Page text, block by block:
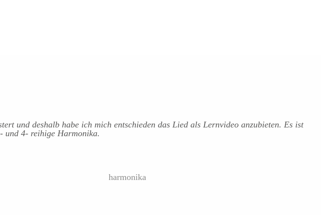
und deshalb habe ich mich entschieden das Lied als Lernvideo anzubieten. Es ist
und 4- reihige Harmonika.